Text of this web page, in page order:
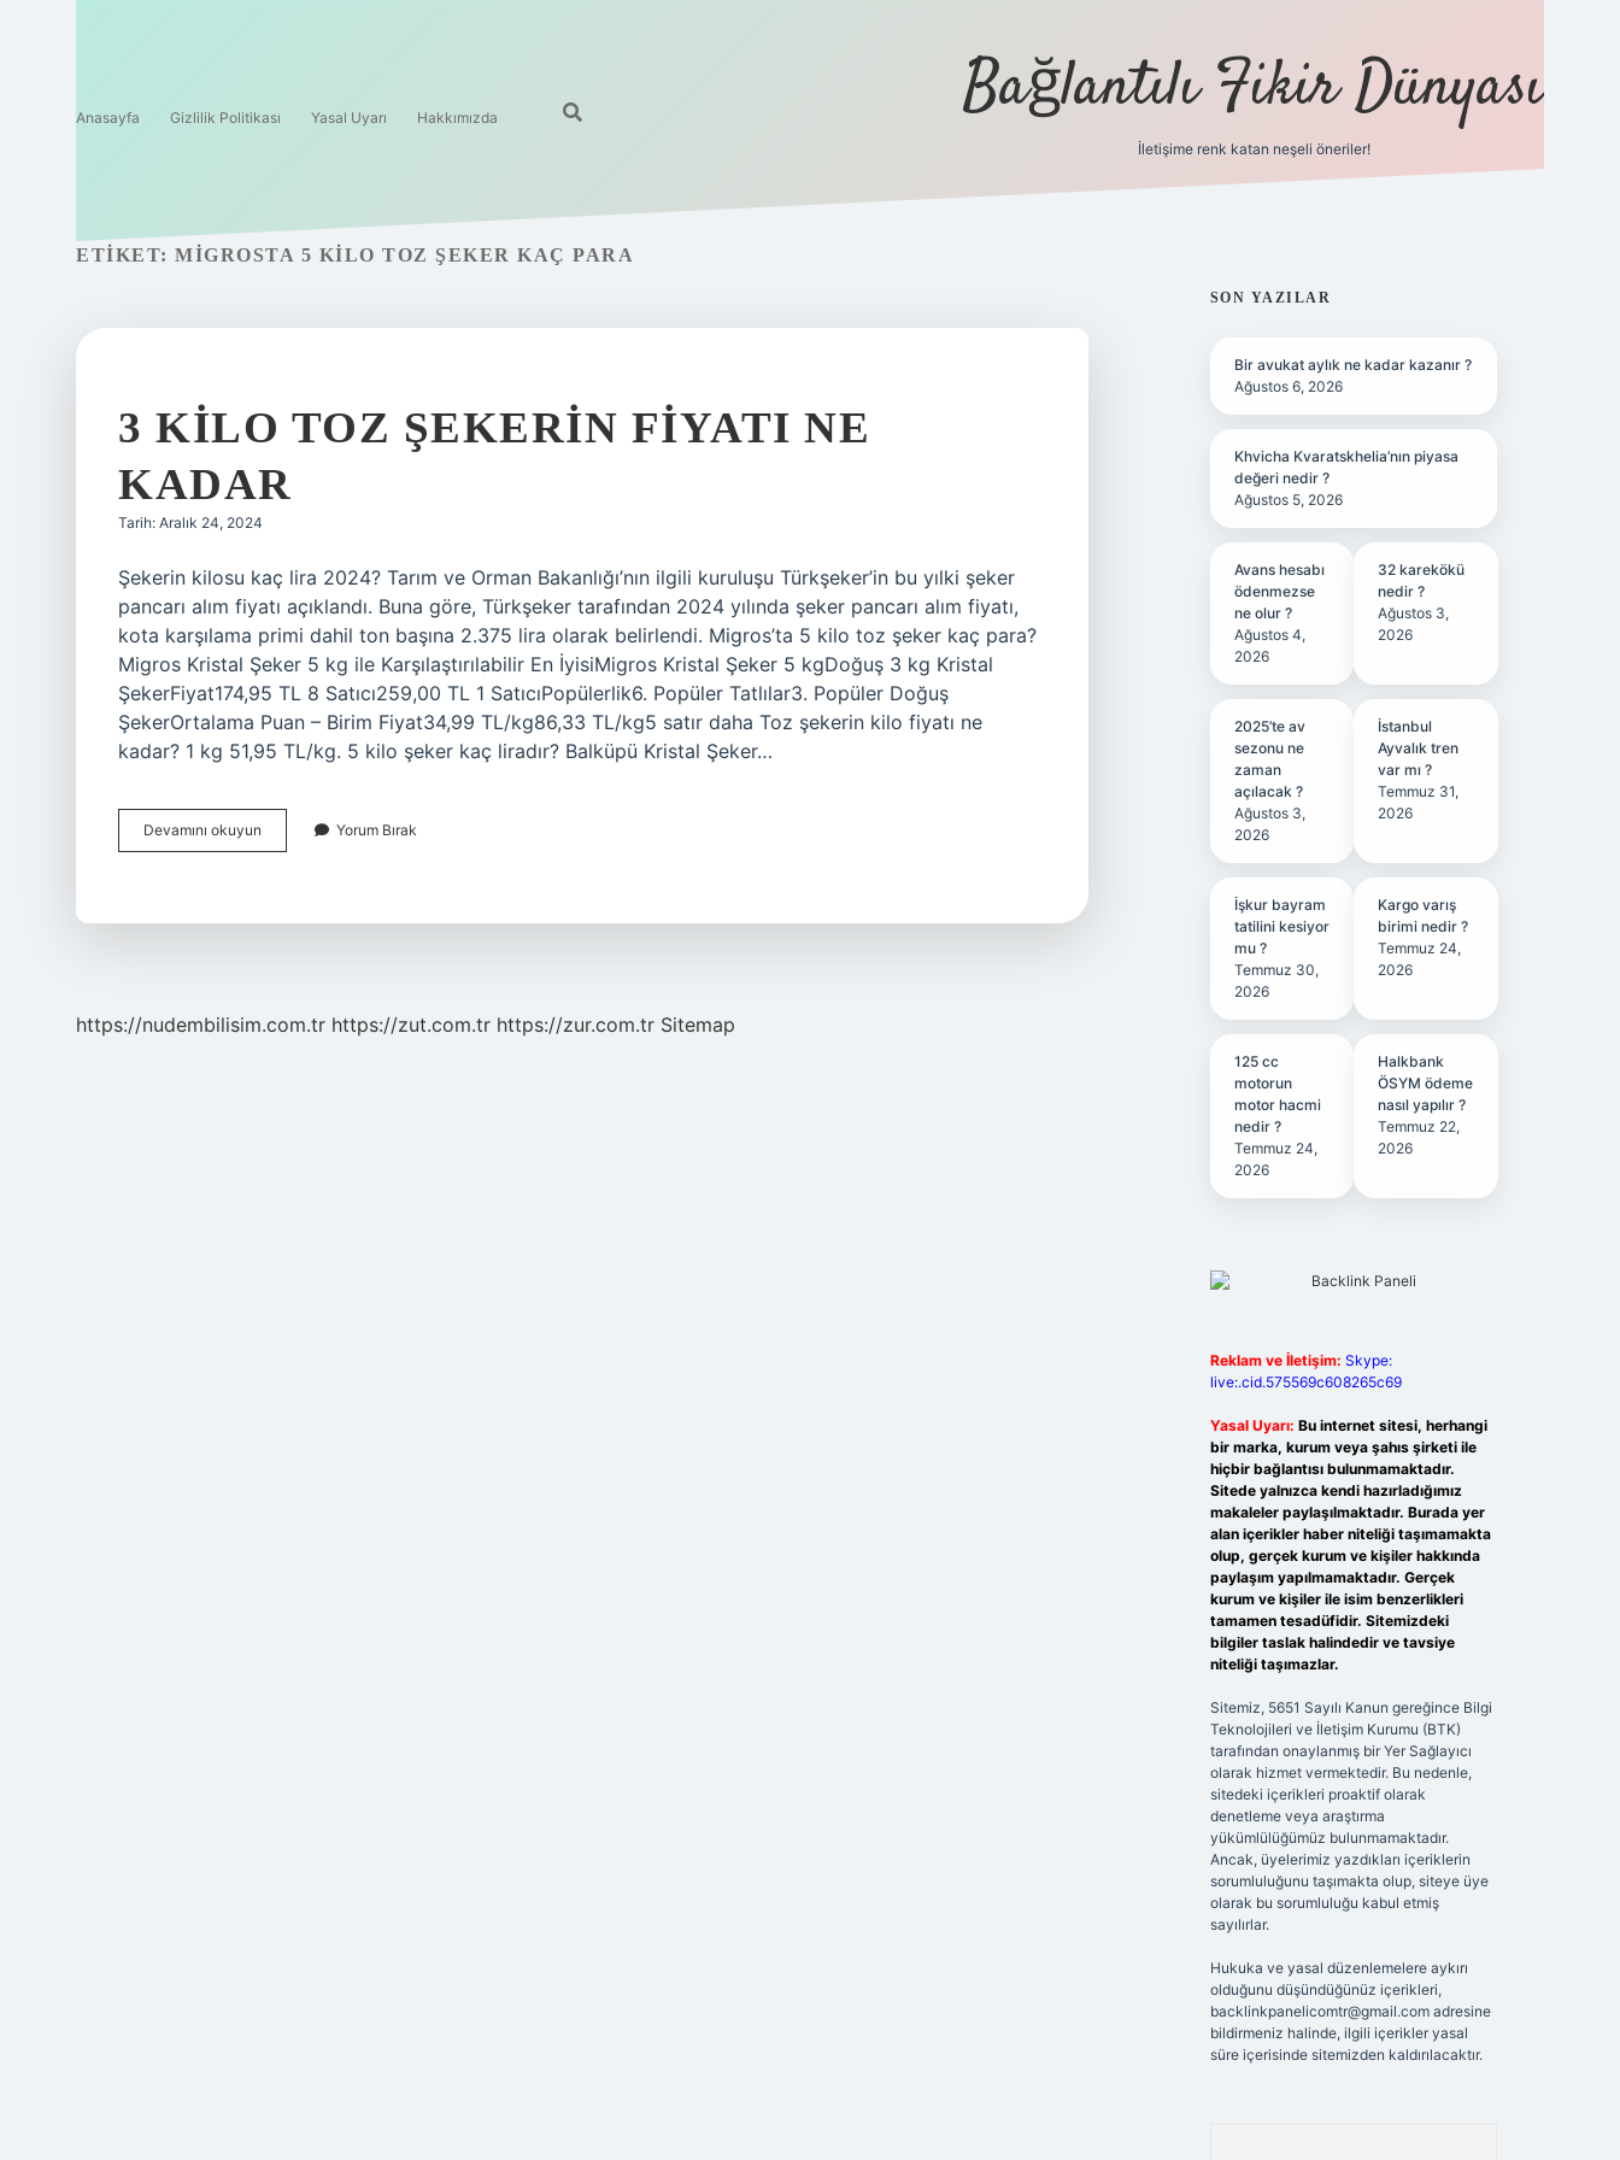
Anasayfa Gizlilik Politikası Yasal Uyarı Hakkımızda Bağlantılı Fikir Dünyası
İletişime renk katan neşeli öneriler!
ETIKET: MIGROSTA 5 KILO TOZ ŞEKER KAÇ PARA
3 KILO TOZ ŞEKERIN FIYATI NE
KADAR
Tarih: Aralık 24, 2024
Şekerin kilosu kaç lira 2024? Tarım ve Orman Bakanlığı’nın ilgili kuruluşu Türkşeker’in bu yılki şeker
pancarı alım fiyatı açıklandı. Buna göre, Türkşeker tarafından 2024 yılında şeker pancarı alım fiyatı,
kota karşılama primi dahil ton başına 2.375 lira olarak belirlendi. Migros’ta 5 kilo toz şeker kaç para?
Migros Kristal Şeker 5 kg ile Karşılaştırılabilir En İyisiMigros Kristal Şeker 5 kgDoğuş 3 kg Kristal
ŞekerFiyat174,95 TL 8 Satıcı259,00 TL 1 SatıcıPopülerlik6. Popüler Tatlılar3. Popüler Doğuş
ŞekerOrtalama Puan – Birim Fiyat34,99 TL/kg86,33 TL/kg5 satır daha Toz şekerin kilo fiyatı ne
kadar? 1 kg 51,95 TL/kg. 5 kilo şeker kaç liradır? Balküpü Kristal Şeker…
Devamını okuyun
Kilo
Yorum Bırak
https://nudembilisim.com.tr https://zut.com.tr https://zur.com.tr Sitemap
SIDEBAR
SON YAZILAR
Bir avukat aylık ne kadar kazanır ?
Ağustos 6, 2026
Khvicha Kvaratskhelia’nın piyasa
değeri nedir ?
Ağustos 5, 2026
Avans hesabı
ödenmezse
ne olur ?
Ağustos 4,
2026
32 karekökü
nedir ?
Ağustos 3,
2026
2025’te av
sezonu ne
zaman
açılacak ?
Ağustos 3,
2026
İstanbul
Ayvalık tren
var mı ?
Temmuz 31,
2026
İşkur bayram
tatilini kesiyor
mu ?
Temmuz 30,
2026
Kargo varış
birimi nedir ?
Temmuz 24,
2026
125 cc
motorun
motor hacmi
nedir ?
Temmuz 24,
2026
Halkbank
ÖSYM ödeme
nasıl yapılır ?
Temmuz 22,
2026
Reklam ve İletişim: Skype:
live:.cid.575569c608265c69
Yasal Uyarı: Bu internet sitesi, herhangi
bir marka, kurum veya şahıs şirketi ile
hiçbir bağlantısı bulunmamaktadır.
Sitede yalnızca kendi hazırladığımız
makaleler paylaşılmaktadır. Burada yer
alan içerikler haber niteliği taşımamakta
olup, gerçek kurum ve kişiler hakkında
paylaşım yapılmamaktadır. Gerçek
kurum ve kişiler ile isim benzerlikleri
tamamen tesadüfidir. Sitemizdeki
bilgiler taslak halindedir ve tavsiye
niteliği taşımazlar.
Sitemiz, 5651 Sayılı Kanun gereğince Bilgi
Teknolojileri ve İletişim Kurumu (BTK)
tarafından onaylanmış bir Yer Sağlayıcı
olarak hizmet vermektedir. Bu nedenle,
sitedeki içerikleri proaktif olarak
denetleme veya araştırma
yükümlülüğümüz bulunmamaktadır.
Ancak, üyelerimiz yazdıkları içeriklerin
sorumluluğunu taşımakta olup, siteye üye
olarak bu sorumluluğu kabul etmiş
sayılırlar.
Hukuka ve yasal düzenlemelere aykırı
olduğunu düşündüğünüz içerikleri,
backlinkpanelicomtr@gmail.comadresine
bildirmeniz halinde, ilgili içerikler yasal
süre içerisinde sitemizden kaldırılacaktır.